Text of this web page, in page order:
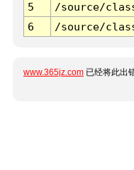
5
/source/
6
/source/
www.365jz.com 已经将此出